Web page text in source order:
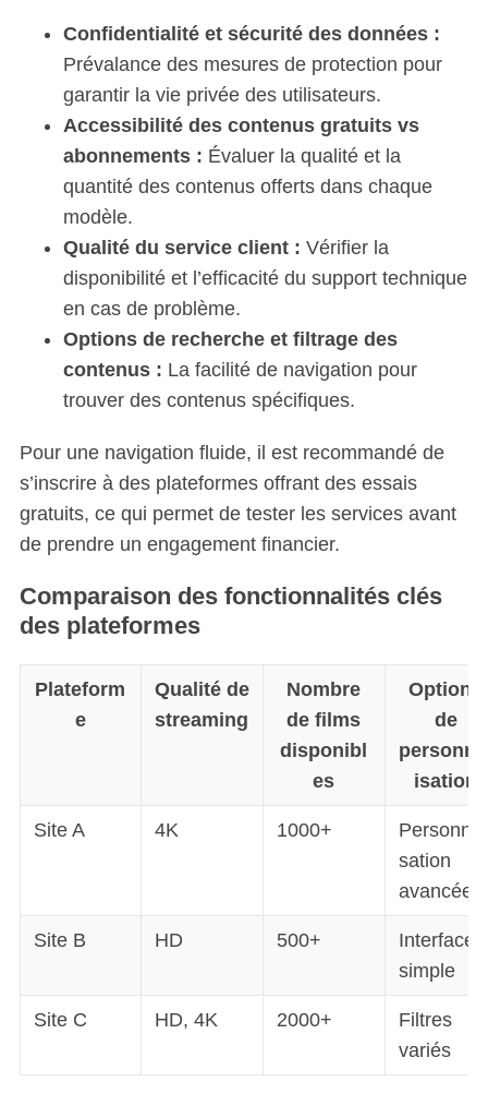
Confidentialité et sécurité des données :
Prévalance des mesures de protection pour
garantir la vie privée des utilisateurs.
Accessibilité des contenus gratuits vs
abonnements : Évaluer la qualité et la
quantité des contenus offerts dans chaque
modèle.
Qualité du service client : Vérifier la
disponibilité et l’efficacité du support technique
en cas de problème.
Options de recherche et filtrage des
contenus : La facilité de navigation pour
trouver des contenus spécifiques.
Pour une navigation fluide, il est recommandé de
s’inscrire à des plateformes offrant des essais
gratuits, ce qui permet de tester les services avant
de prendre un engagement financier.
Comparaison des fonctionnalités clés
des plateformes
Plateform
e
Qualité de
streaming
Nombre
de films
disponibl
es
Options
de
isation
Site A 4K 1000+
sation
avancée
Site B HD 500+
Interface
simple
Site C HD, 4K 2000+
Filtres
variés
S
h
o
r